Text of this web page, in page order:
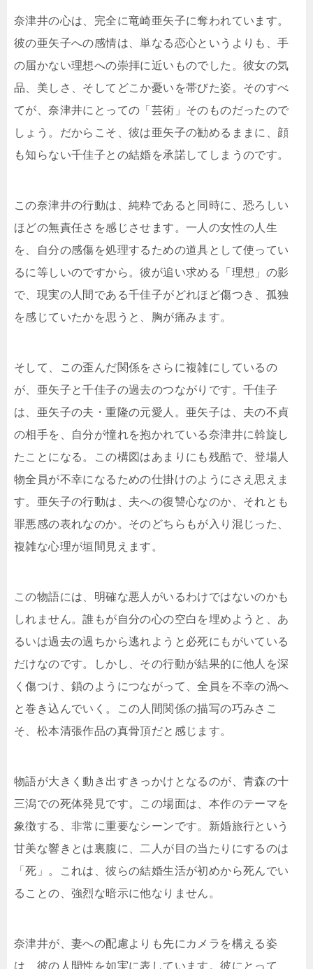
奈津井の心は、完全に竜崎亜矢子に奪われています。
彼の亜矢子への感情は、単なる恋心というよりも、手
の届かない理想への崇拝に近いものでした。彼女の気
品、美しさ、そしてどこか憂いを帯びた姿。そのすべ
てが、奈津井にとっての「芸術」そのものだったので
しょう。だからこそ、彼は亜矢子の勧めるままに、顔
も知らない千佳子との結婚を承諾してしまうのです。
この奈津井の行動は、純粋であると同時に、恐ろしい
ほどの無責任さを感じさせます。一人の女性の人生
を、自分の感傷を処理するための道具として使ってい
るに等しいのですから。彼が追い求める「理想」の影
で、現実の人間である千佳子がどれほど傷つき、孤独
を感じていたかを思うと、胸が痛みます。
そして、この歪んだ関係をさらに複雑にしているの
が、亜矢子と千佳子の過去のつながりです。千佳子
は、亜矢子の夫・重隆の元愛人。亜矢子は、夫の不貞
の相手を、自分が憧れを抱かれている奈津井に斡旋し
たことになる。この構図はあまりにも残酷で、登場人
物全員が不幸になるための仕掛けのようにさえ思えま
す。亜矢子の行動は、夫への復讐心なのか、それとも
罪悪感の表れなのか。そのどちらもが入り混じった、
複雑な心理が垣間見えます。
この物語には、明確な悪人がいるわけではないのかも
しれません。誰もが自分の心の空白を埋めようと、あ
るいは過去の過ちから逃れようと必死にもがいている
だけなのです。しかし、その行動が結果的に他人を深
く傷つけ、鎖のようにつながって、全員を不幸の渦へ
と巻き込んでいく。この人間関係の描写の巧みさこ
そ、松本清張作品の真骨頂だと感じます。
物語が大きく動き出すきっかけとなるのが、青森の十
三潟での死体発見です。この場面は、本作のテーマを
象徴する、非常に重要なシーンです。新婚旅行という
甘美な響きとは裏腹に、二人が目の当たりにするのは
「死」。これは、彼らの結婚生活が初めから死んでい
ることの、強烈な暗示に他なりません。
奈津井が、妻への配慮よりも先にカメラを構える姿
は、彼の人間性を如実に表しています。彼にとって、